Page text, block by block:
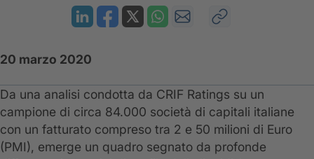
20 marzo 2020
Da una analisi condotta da CRIF Ratings su un
campione di circa 84.000 società di capitali italiane
con un fatturato compreso tra 2 e 50 milioni di Euro
(PMI), emerge un quadro segnato da profonde